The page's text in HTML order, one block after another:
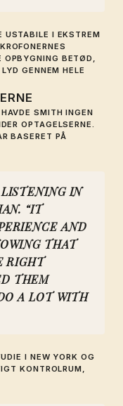
USTABILE I EKSTREM
BETØD,
GENNEM HELE
SMITH INGEN
OPTAGELSERNE.
BASERET PÅ
IN
“IT
AND
THAT
RIGHT
THEM
A LOT WITH
I NEW YORK OG
KONTROLRUM,